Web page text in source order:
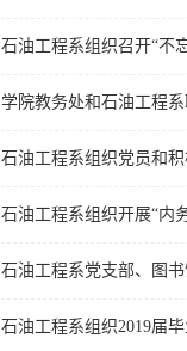
石油工程系组织召开“不
学院教务处和石油工程
石油工程系组织党员和
石油工程系组织开展“内
石油工程系党支部、图
石油工程系组织2019届